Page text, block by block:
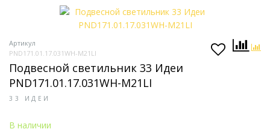
Артикул
PND171.01.17.031WH-M21LI
Подвесной светильник 33 Идеи
PND171.01.17.031WH-M21LI
33 ИДЕИ
В наличии